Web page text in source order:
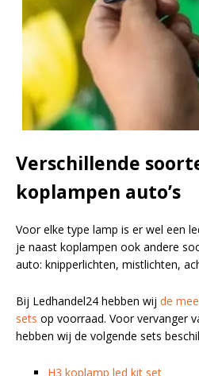
Verschillende
koplampen auto’s
Voor elke type lamp is er wel een
je naast koplampen ook andere
auto: knipperlichten, mistlichten,
Bij Ledhandel24 hebben wij de
sets op voorraad. Voor vervanger
hebben wij de volgende sets
H3 koplamp led kit set